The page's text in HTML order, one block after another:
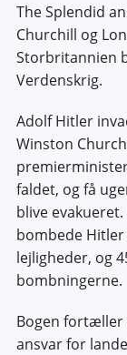
The Splendid
Churchill og
Storbritannien
Verdenskrig.
Adolf Hitler
Winston
faldet, og få
blive
bombede
lejligheder, og
bombningerne.
Bogen fortæller
ansvar for